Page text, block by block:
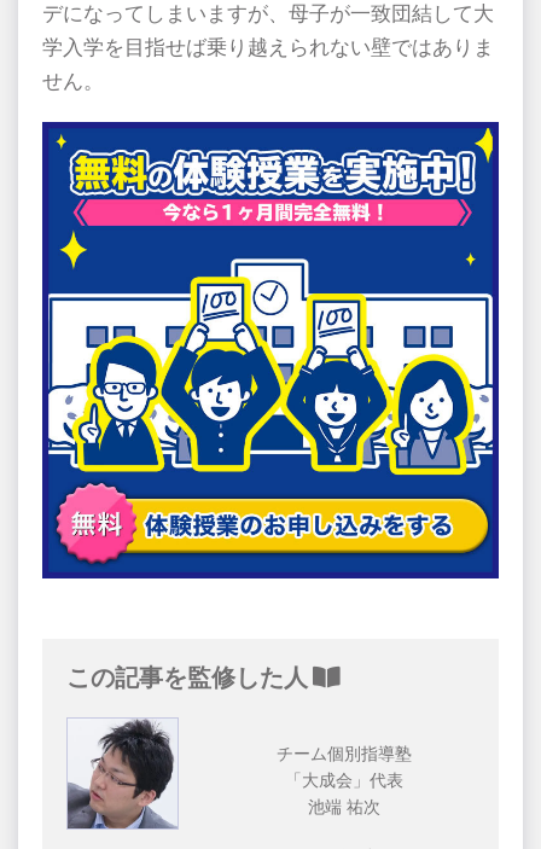
デになってしまいますが、母子が一致団結して大
学入学を目指せば乗り越えられない壁ではありま
せん。
この記事を監修した人
チーム個別指導塾
「大成会」代表
池端 祐次